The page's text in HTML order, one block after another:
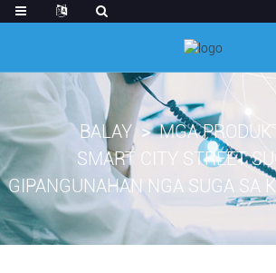
BALAY
MGA
SMART CITY STREET
GIPANGUNAHAN NGA SUGA SA